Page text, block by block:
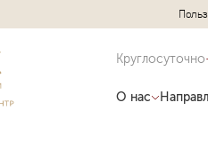
Круглосуточно
О нас